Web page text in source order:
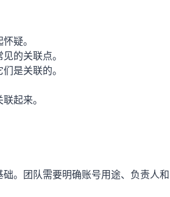
疑。
的关联点。
是关联的。
起来。
。团队需要明确账号用途、负责人和